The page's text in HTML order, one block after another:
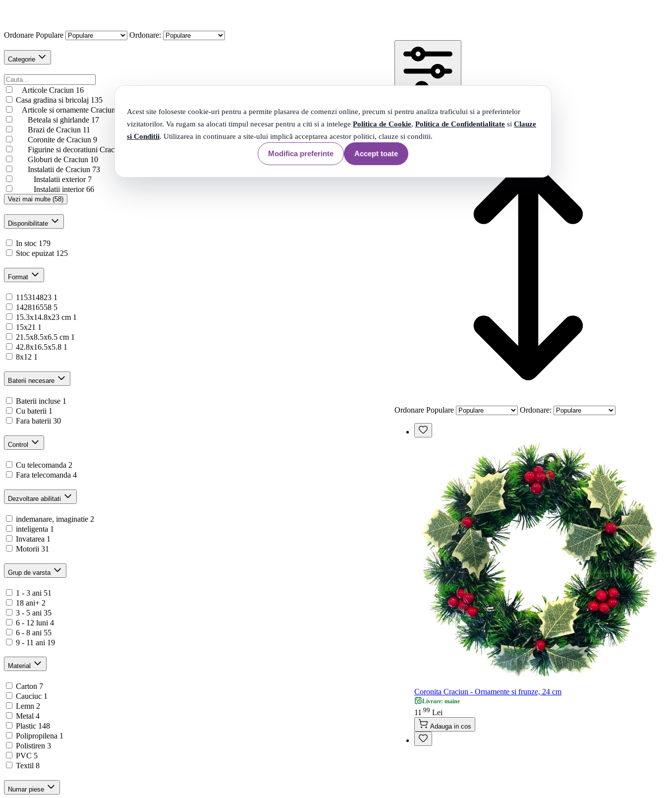
Acest site foloseste cookie-uri pentru a permite plasarea de comenzi online, precum si pentru analiza traficului si a preferintelor
vizitatorilor. Va rugam sa alocati timpul necesar pentru a citi si a intelege Politica de Cookie, Politica de Confidentialitate si Clauze
si Conditii. Utilizarea in continuare a site-ului implică acceptarea acestor politici, clauze si conditii.
Modifica preferinte Accept toate
Ordonare Populare Ordonare:
Categorie
Articole Craciun 16
Casa gradina si bricolaj 135
Articole si ornamente Craciun
134
Beteala si ghirlande 17
Brazi de Craciun 11
Coronite de Craciun 9
Figurine si decoratiuni Craciun
Globuri de Craciun 10
Instalatii de Craciun 73
Instalatii exterior 7
Instalatii interior 66
Vezi mai multe (58)
Disponibilitate
In stoc 179
Stoc epuizat 125
Format
115314823 1
142816558 5
15.3x14.8x23 cm 1
15x21 1
21.5x8.5x6.5 cm 1
42.8x16.5x5.8 1
8x12 1
Baterii necesare
Baterii incluse 1
Cu baterii 1
Fara baterii 30
Control
Cu telecomanda 2
Fara telecomanda 4
Dezvoltare abilitati
indemanare, imaginatie 2
inteligenta 1
Invatarea 1
Motorii 31
Grup de varsta
1 - 3 ani 51
18 ani+ 2
3 - 5 ani 35
6 - 12 luni 4
6 - 8 ani 55
9 - 11 ani 19
Material
Carton 7
Cauciuc 1
Lemn 2
Metal 4
Plastic 148
Polipropilena 1
Polistiren 3
PVC 5
Textil 8
Numar piese
304 produse
Ordonare Populare Ordonare:
Coronita Craciun - Ornamente si frunze, 24 cm
Livrare: maine
11 99 Lei
Adauga in cos